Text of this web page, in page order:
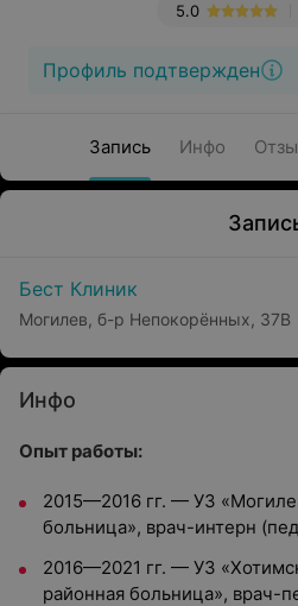
5.0
Профиль подтвержден
Запись Инфо
Бест Клиник
Могилев, б-р Непокорённых, 37В
Инфо
Опыт работы:
2015—2016 гг. — УЗ
больница», врач-интерн
2016—2021 гг. — УЗ
районная больница», врач-